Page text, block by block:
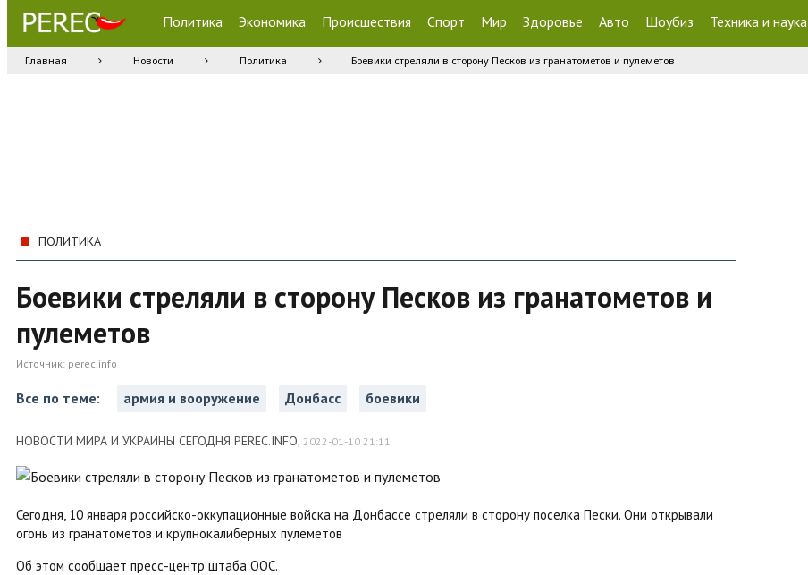
Политика Экономика Происшествия Спорт Мир Здоровье Авто Шоубиз Техника и наука
Главная Новости Политика Боевики стреляли в сторону Песков из гранатометов и пулеметов
ПОЛИТИКА
Боевики стреляли в сторону Песков из гранатометов и
пулеметов
Источник: perec.info
Все по теме: армия и вооружение Донбасс боевики
НОВОСТИ МИРА И УКРАИНЫ СЕГОДНЯ PEREC.INFO, 2022-01-10 21:11
Сегодня, 10 января российско-оккупационные войска на Донбассе стреляли в сторону поселка Пески. Они открывали
огонь из гранатометов и крупнокалиберных пулеметов
Об этом сообщает пресс-центр штаба ООС.